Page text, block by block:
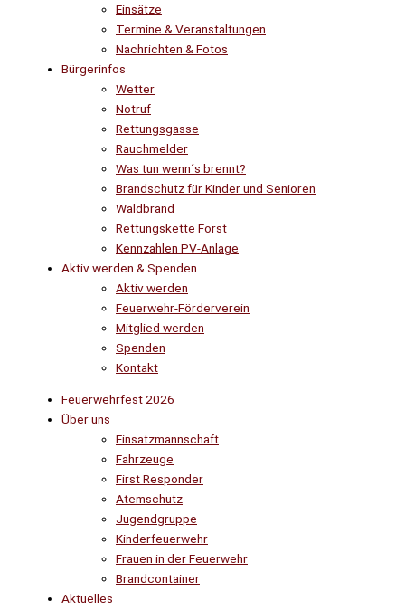
Einsätze
Termine & Veranstaltungen
Nachrichten & Fotos
Bürgerinfos
Wetter
Notruf
Rettungsgasse
Rauchmelder
Was tun wenn´s brennt?
Brandschutz für Kinder und Senioren
Waldbrand
Rettungskette Forst
Kennzahlen PV-Anlage
Aktiv werden & Spenden
Aktiv werden
Feuerwehr-Förderverein
Mitglied werden
Spenden
Kontakt
Feuerwehrfest 2026
Über uns
Einsatzmannschaft
Fahrzeuge
First Responder
Atemschutz
Jugendgruppe
Kinderfeuerwehr
Frauen in der Feuerwehr
Brandcontainer
Aktuelles